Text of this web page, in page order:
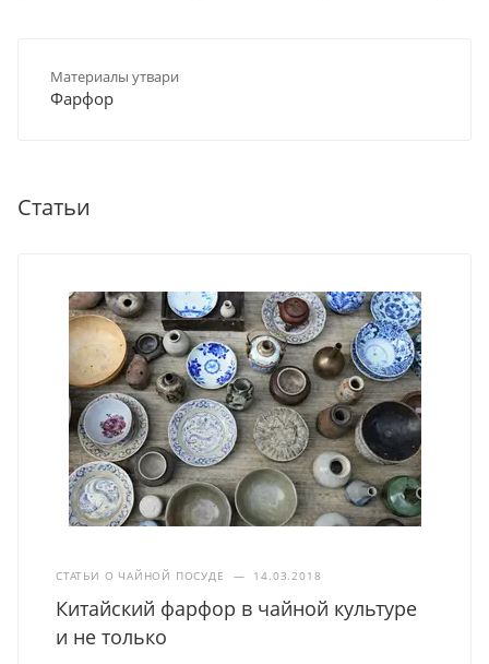
Материалы утвари
Фарфор
Статьи
СТАТЬИ О ЧАЙНОЙ ПОСУДЕ — 14.03.2018
Китайский фарфор в чайной культуре
и не только